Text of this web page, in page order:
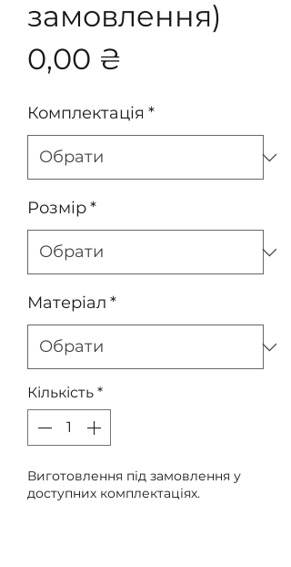
замовлення)
0,00 ₴
Комплектація *
Розмір*
Матеріал *
Кількість *
Виготовлення під замовлення у
доступних комплектаціях.